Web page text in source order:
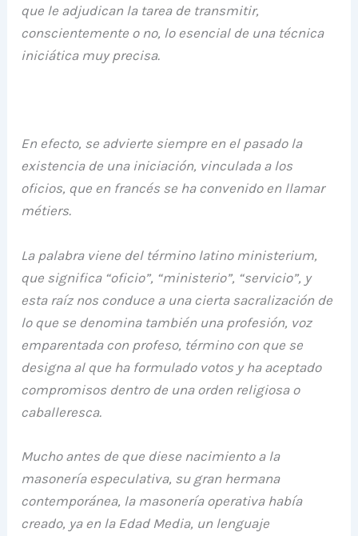
que le adjudican la tarea de transmitir,
conscientemente o no, lo esencial de una técnica
iniciática muy precisa.
En efecto, se advierte siempre en el pasado la
existencia de una iniciación, vinculada a los
oficios, que en francés se ha convenido en llamar
métiers.
La palabra viene del término latino ministerium,
que significa “oficio”, “ministerio”, “servicio”, y
esta raíz nos conduce a una cierta sacralización de
lo que se denomina también una profesión, voz
emparentada con profeso, término con que se
designa al que ha formulado votos y ha aceptado
compromisos dentro de una orden religiosa o
caballeresca.
Mucho antes de que diese nacimiento a la
masonería especulativa, su gran hermana
contemporánea, la masonería operativa había
creado, ya en la Edad Media, un lenguaje